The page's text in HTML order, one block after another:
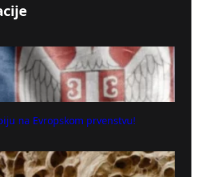
na Evropskom prvenstvu!